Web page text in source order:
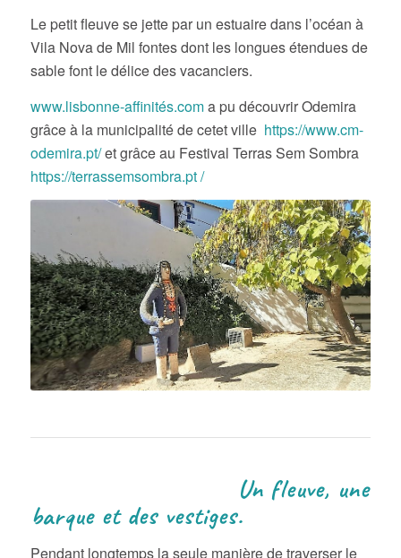
Le petit fleuve se jette par un estuaire dans l’océan à
Vila Nova de Mil fontes dont les longues étendues de
sable font le délice des vacanciers.
www.lisbonne-affinités.coma pu découvrir Odemira
grâce à la municipalité de cetet ville https://www.cm-
odemira.pt/et grâce au Festival Terras Sem Sombra
https://terrassemsombra.pt /
Un fleuve, une
barque et des vestiges.
Pendant longtemps la seule manière de traverser le